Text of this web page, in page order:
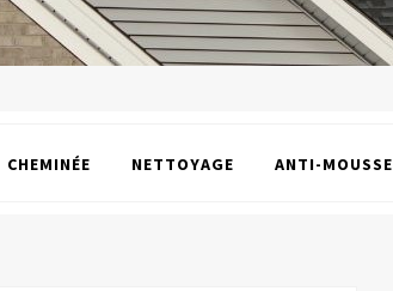
CHEMINÉE NETTOYAGE ANTI-MOUSSE